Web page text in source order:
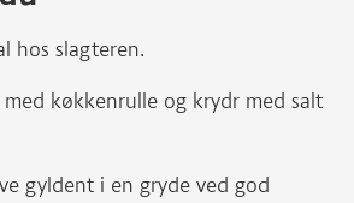
hos slagteren.
køkkenrulle og krydr med salt
gyldent i en gryde ved god